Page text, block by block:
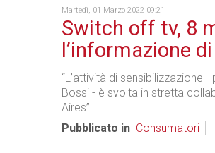
Martedì, 01 Marzo 2022 09:21
Switch off tv, 8
l’informazione
“L’attività di sensibilizzazione
Bossi - è svolta in stretta
Aires”.
Pubblicato in Consumatori